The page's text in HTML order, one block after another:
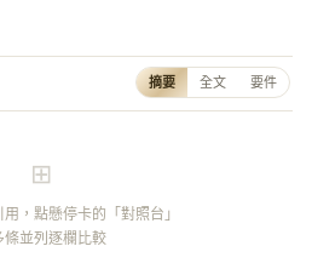
摘要 全文 要件
⊞
，點懸停卡的「對照台」
條並列逐欄比較